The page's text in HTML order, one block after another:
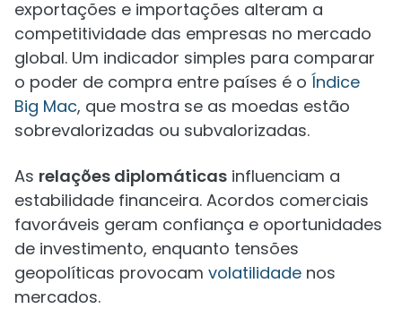
exportações e importações alteram a
competitividade das empresas no mercado
global. Um indicador simples para comparar
o poder de compra entre países é o Índice
Big Mac, que mostra se as moedas estão
sobrevalorizadas ou subvalorizadas.
As relações diplomáticas influenciam a
estabilidade financeira. Acordos comerciais
favoráveis geram confiança e oportunidades
de investimento, enquanto tensões
geopolíticas provocam volatilidade nos
mercados.